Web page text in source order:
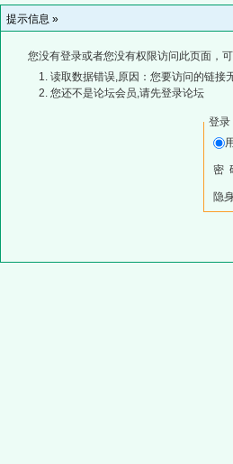
提示信息 »
您没有登录或者您没有权限访问此页面，
读取数据错误,原因：您要访问的链接
您还不是论坛会员,请先登录论坛
登录
密
隐